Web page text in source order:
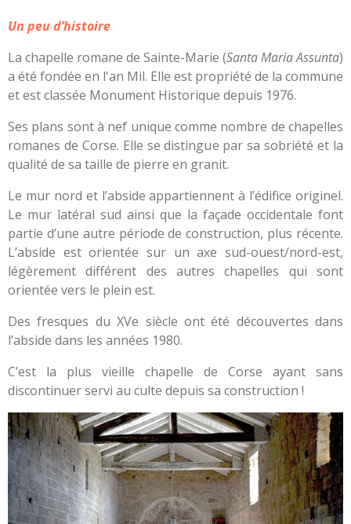
Un peu d’histoire
La chapelle romane de Sainte-Marie (Santa Maria Assunta)
a été fondée en l'an Mil. Elle est propriété de la commune
et est classée Monument Historique depuis 1976.
Ses plans sont à nef unique comme nombre de chapelles
romanes de Corse. Elle se distingue par sa sobriété et la
qualité de sa taille de pierre en granit.
Le mur nord et l’abside appartiennent à l’édifice originel.
Le mur latéral sud ainsi que la façade occidentale font
partie d’une autre période de construction, plus récente.
L’abside est orientée sur un axe sud-ouest/nord-est,
légèrement différent des autres chapelles qui sont
orientée vers le plein est.
Des fresques du XVe siècle ont été découvertes dans
l’abside dans les années 1980.
C’est la plus vieille chapelle de Corse ayant sans
discontinuer servi au culte depuis sa construction !